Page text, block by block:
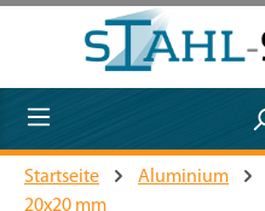
Zum Hauptinhalt springen
Startseite Aluminium
20x20 mm